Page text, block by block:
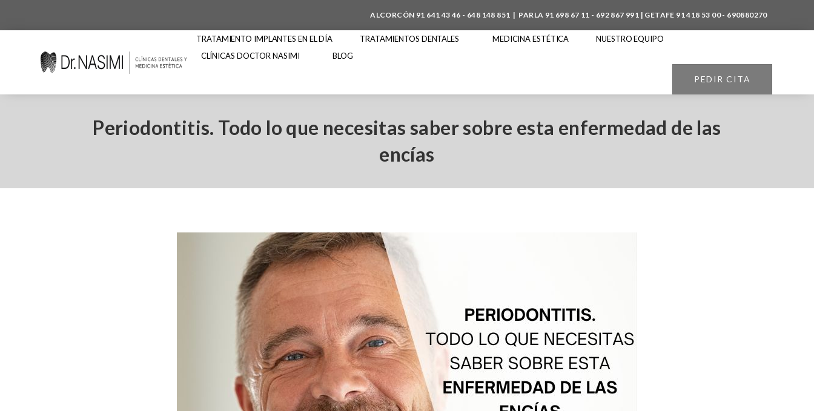
ALCORCÓN 91 641 43 46 - 648 148 851 | PARLA 91 698 67 11 - 692 867 991 | GETAFE 91 418 53 00- 690880270
TRATAMIENTO IMPLANTES EN EL DÍA TRATAMIENTOS DENTALES MEDICINA ESTÉTICA
NUESTRO EQUIPO
CLÍNICAS DOCTOR NASIMI
BLOG
PEDIR CITA
Periodontitis. Todo lo que necesitas saber sobre esta enfermedad de las
encías